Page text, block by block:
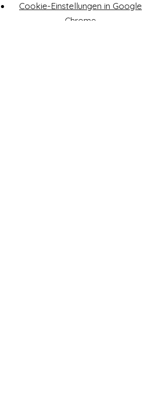
Cookie-Einstellungen in Google
Chrome